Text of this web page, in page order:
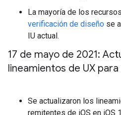
La mayoría de los
verificación de diseño se
IU actual.
17 de mayo de 2021:
lineamientos de UX
Se actualizaron los
remitentes de iOS en iOS